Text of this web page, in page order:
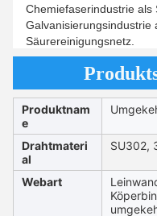
Chemiefaserindustrie als
Galvanisierungsindustrie
Säurereinigungsnetz.
Produktnam
e
Drahtmateri
al
SU302,
Webart